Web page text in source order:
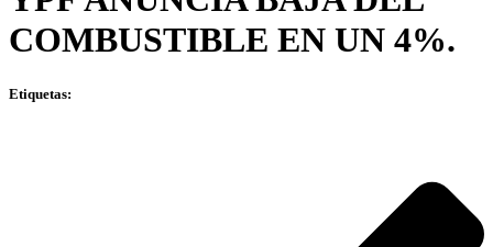
COMBUSTIBLE EN UN 4%.
Etiquetas: